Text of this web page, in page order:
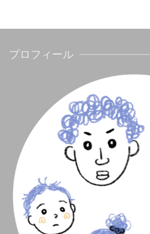
プロフィール